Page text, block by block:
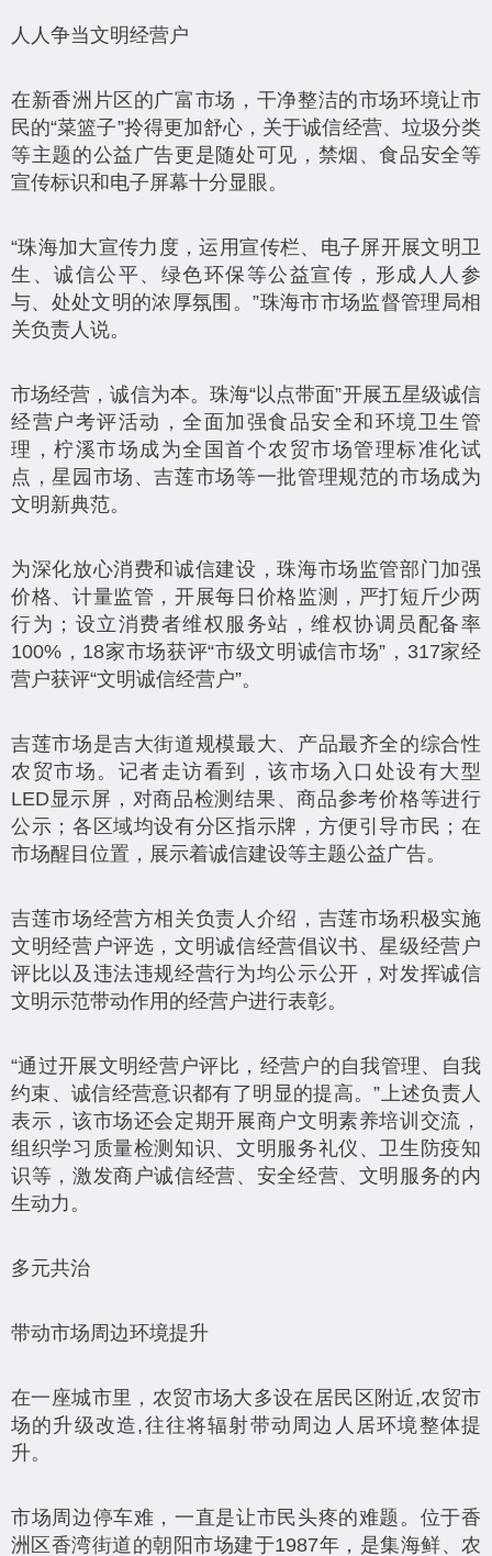
人人争当文明经营户
在新香洲片区的广富市场，干净整洁的市场环境让市
民的“菜篮子”拎得更加舒心，关于诚信经营、垃圾分类
等主题的公益广告更是随处可见，禁烟、食品安全等
宣传标识和电子屏幕十分显眼。
“珠海加大宣传力度，运用宣传栏、电子屏开展文明卫
生、诚信公平、绿色环保等公益宣传，形成人人参
与、处处文明的浓厚氛围。”珠海市市场监督管理局相
关负责人说。
市场经营，诚信为本。珠海“以点带面”开展五星级诚信
经营户考评活动，全面加强食品安全和环境卫生管
理，柠溪市场成为全国首个农贸市场管理标准化试
点，星园市场、吉莲市场等一批管理规范的市场成为
文明新典范。
为深化放心消费和诚信建设，珠海市场监管部门加强
价格、计量监管，开展每日价格监测，严打短斤少两
行为；设立消费者维权服务站，维权协调员配备率
100%，18家市场获评“市级文明诚信市场”，317家经
营户获评“文明诚信经营户”。
吉莲市场是吉大街道规模最大、产品最齐全的综合性
农贸市场。记者走访看到，该市场入口处设有大型
LED显示屏，对商品检测结果、商品参考价格等进行
公示；各区域均设有分区指示牌，方便引导市民；在
市场醒目位置，展示着诚信建设等主题公益广告。
吉莲市场经营方相关负责人介绍，吉莲市场积极实施
文明经营户评选，文明诚信经营倡议书、星级经营户
评比以及违法违规经营行为均公示公开，对发挥诚信
文明示范带动作用的经营户进行表彰。
“通过开展文明经营户评比，经营户的自我管理、自我
约束、诚信经营意识都有了明显的提高。”上述负责人
表示，该市场还会定期开展商户文明素养培训交流，
组织学习质量检测知识、文明服务礼仪、卫生防疫知
识等，激发商户诚信经营、安全经营、文明服务的内
生动力。
多元共治
带动市场周边环境提升
在一座城市里，农贸市场大多设在居民区附近,农贸市
场的升级改造,往往将辐射带动周边人居环境整体提
升。
市场周边停车难，一直是让市民头疼的难题。位于香
洲区香湾街道的朝阳市场建于1987年，是集海鲜、农